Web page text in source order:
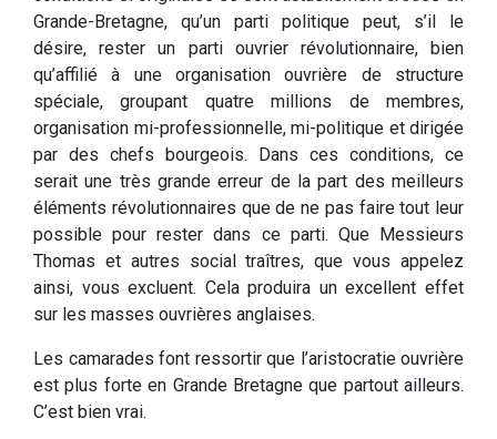
Grande-Bretagne, qu’un parti politique peut, s’il le
désire, rester un parti ouvrier révolutionnaire, bien
qu’affilié à une organisation ouvrière de structure
spéciale, groupant quatre millions de membres,
organisation mi-professionnelle, mi-politique et dirigée
par des chefs bourgeois. Dans ces conditions, ce
serait une très grande erreur de la part des meilleurs
éléments révolutionnaires que de ne pas faire tout leur
possible pour rester dans ce parti. Que Messieurs
Thomas et autres social traîtres, que vous appelez
ainsi, vous excluent. Cela produira un excellent effet
sur les masses ouvrières anglaises.
Les camarades font ressortir que l’aristocratie ouvrière
est plus forte en Grande Bretagne que partout ailleurs.
C’est bien vrai.